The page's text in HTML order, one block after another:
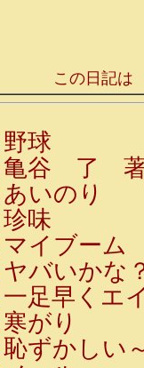
この日記は
野球
亀谷 了 著
あいのり
珍味
マイブーム
ヤバいかな
一足早くエ
寒がり
恥ずかしい